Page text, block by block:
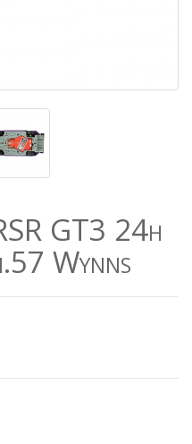
GT3 24h
Wynns